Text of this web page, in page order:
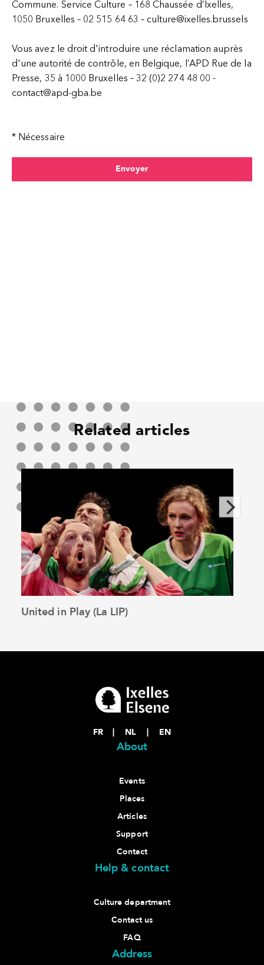
Commune. Service Culture – 168 Chaussée d’Ixelles,
1050 Bruxelles – 02 515 64 63 – culture@ixelles.brussels
Vous avez le droit d'introduire une réclamation auprès
d'une autorité de contrôle, en Belgique, l’APD Rue de la
Presse, 35 à 1000 Bruxelles – 32 (0)2 274 48 00 -
contact@apd-gba.be
* Nécessaire
Envoyer
Related articles
See the article
United in Play (La LIP)
FR NL EN
About
Events
Places
Articles
Support
Contact
Help & contact
Culture department
Contact us
FAQ
Address